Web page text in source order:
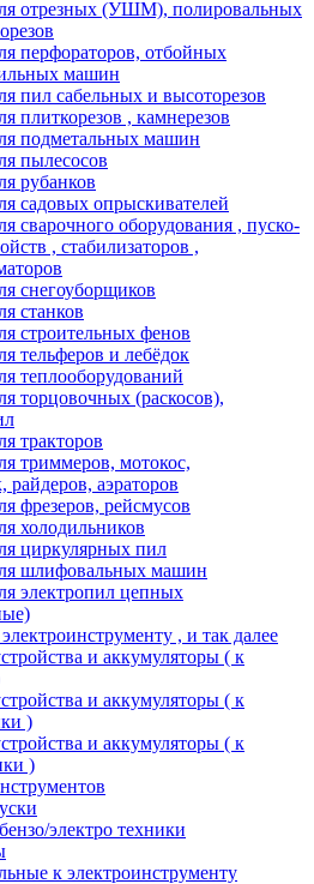
отрезных (УШМ), полировальных
перфораторов, отбойных
машин
пил сабельных и высоторезов
плиткорезов , камнерезов
подметальных машин
пылесосов
рубанков
садовых опрыскивателей
сварочного оборудования , пуско-
, стабилизаторов ,
снегоуборщиков
станков
строительных фенов
тельферов и лебёдок
теплооборудований
торцовочных (раскосов),
тракторов
триммеров, мотокос,
райдеров, аэраторов
фрезеров, рейсмусов
холодильников
циркулярных пил
шлифовальных машин
электропил цепных
, и так далее
и аккумуляторы ( к
и аккумуляторы ( к
)
и аккумуляторы ( к
)
электро техники
к электроинструменту